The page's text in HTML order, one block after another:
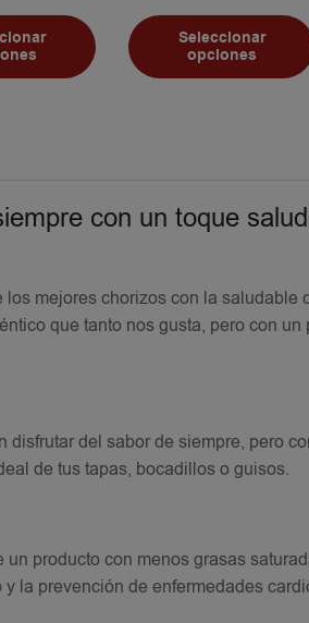
Seleccionar
opciones
con un toque
mejores chorizos con la saludable
que tanto nos gusta, pero con
del sabor de siempre, pero
de tus tapas, bocadillos o guisos.
un producto con menos grasas
la prevención de enfermedades